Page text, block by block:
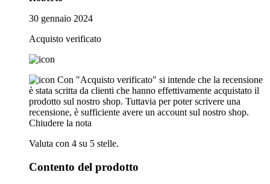
30 gennaio 2024
Acquisto verificato
Con "Acquisto verificato" si intende che la recensione
è stata scritta da clienti che hanno effettivamente acquistato il
prodotto sul nostro shop. Tuttavia per poter scrivere una
recensione, è sufficiente avere un account sul nostro shop.
Chiudere la nota
Valuta con 4 su 5 stelle.
Contento del prodotto